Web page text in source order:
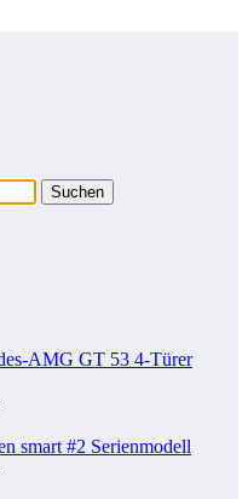
AMG GT 53 4-Türer
smart #2 Serienmodell